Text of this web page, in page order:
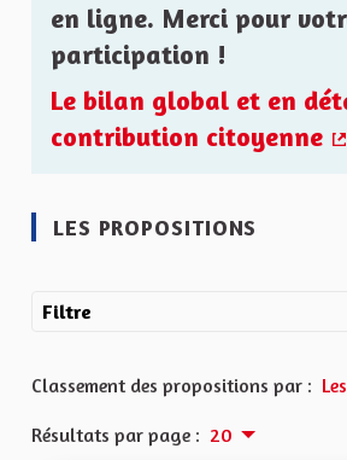
en ligne. Merci pour
participation !
Le bilan global et en
contribution citoyenne
LES PROPOSITIONS
Filtre
Classement des propositions par :
Résultats par page : 20